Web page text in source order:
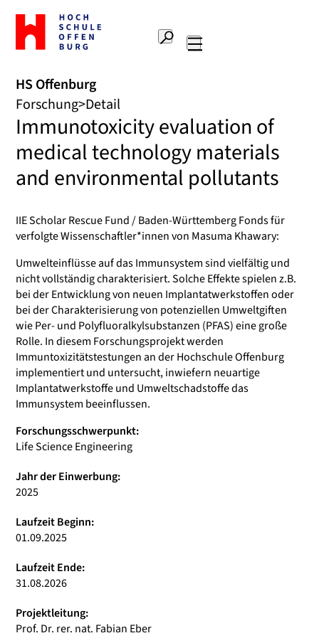
Zur
Startseite
Hochschule
Suche
HS Offenburg
Forschung Detail
Immunotoxicity evaluation of
medical technology materials
and environmental pollutants
IIE Scholar Rescue Fund / Baden-Württemberg Fonds für
verfolgte Wissenschaftler*innen von Masuma Khawary:
Umwelteinflüsse auf das Immunsystem sind vielfältig und
nicht vollständig charakterisiert. Solche Effekte spielen z.B.
bei der Entwicklung von neuen Implantatwerkstoffen oder
bei der Charakterisierung von potenziellen Umweltgiften
wie Per- und Polyfluoralkylsubstanzen (PFAS) eine große
Rolle. In diesem Forschungsprojekt werden
Immuntoxizitätstestungen an der Hochschule Offenburg
implementiert und untersucht, inwiefern neuartige
Implantatwerkstoffe und Umweltschadstoffe das
Immunsystem beeinflussen.
Forschungsschwerpunkt:
Life Science Engineering
Jahr der Einwerbung:
2025
Laufzeit Beginn:
01.09.2025
Laufzeit Ende:
31.08.2026
Projektleitung:
Prof. Dr. rer. nat. Fabian Eber